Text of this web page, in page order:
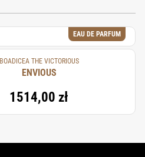
EAU DE PARFUM
BOADICEA THE VICTORIOUS
ENVIOUS
1514,00 zł